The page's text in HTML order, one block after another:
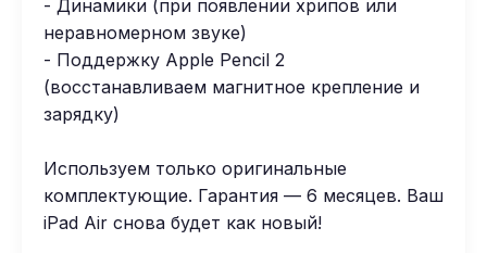
- Динамики (при появлении хрипов или
неравномерном звуке)
- Поддержку Apple Pencil 2
(восстанавливаем магнитное крепление и
зарядку)
Используем только оригинальные
комплектующие. Гарантия — 6 месяцев. Ваш
iPad Air снова будет как новый!